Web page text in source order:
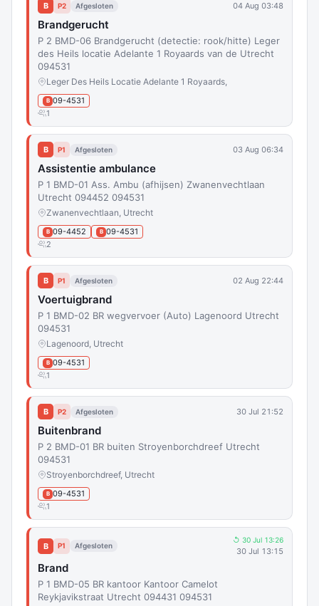
B P2 Afgesloten 04 Aug 03:48
Brandgerucht
P 2 BMD-06 Brandgerucht (detectie: rook/hitte) Leger
des Heils locatie Adelante 1 Royaards van de Utrecht
094531
Leger Des Heils Locatie Adelante 1 Royaards,
B 09-4531
1
B P1 Afgesloten 03 Aug 06:34
Assistentie ambulance
P 1 BMD-01 Ass. Ambu (afhijsen) Zwanenvechtlaan
Utrecht 094452 094531
Zwanenvechtlaan, Utrecht
B 09-4452 B 09-4531
2
B P1 Afgesloten 02 Aug 22:44
Voertuigbrand
P 1 BMD-02 BR wegvervoer (Auto) Lagenoord Utrecht
094531
Lagenoord, Utrecht
B 09-4531
1
B P2 Afgesloten 30 Jul 21:52
Buitenbrand
P 2 BMD-01 BR buiten Stroyenborchdreef Utrecht
094531
Stroyenborchdreef, Utrecht
B 09-4531
1
B P1 Afgesloten
↺ 30 Jul 13:26
30 Jul 13:15
Brand
P 1 BMD-05 BR kantoor Kantoor Camelot
Reykjavikstraat Utrecht 094431 094531